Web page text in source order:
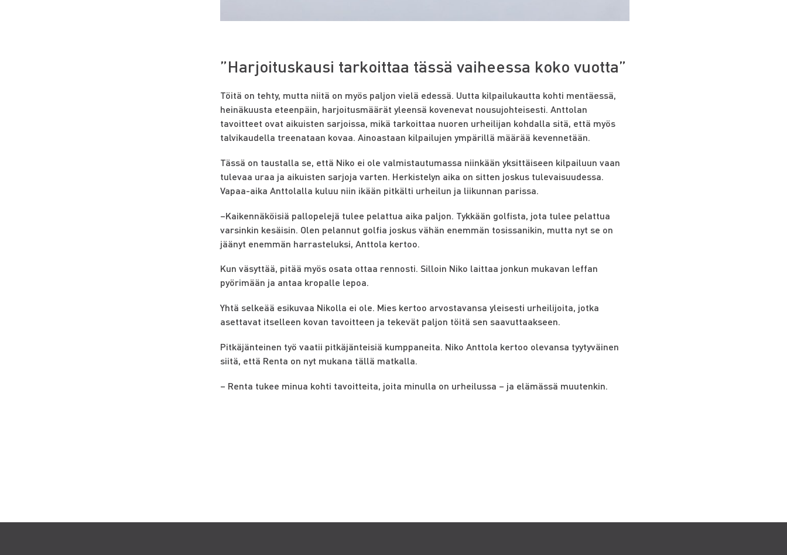
”Harjoituskausi tarkoittaa tässä vaiheessa koko vuotta”
Töitä on tehty, mutta niitä on myös paljon vielä edessä. Uutta kilpailukautta kohti mentäessä,
heinäkuusta eteenpäin, harjoitusmäärät yleensä kovenevat nousujohteisesti. Anttolan
tavoitteet ovat aikuisten sarjoissa, mikä tarkoittaa nuoren urheilijan kohdalla sitä, että myös
talvikaudella treenataan kovaa. Ainoastaan kilpailujen ympärillä määrää kevennetään.
Tässä on taustalla se, että Niko ei ole valmistautumassa niinkään yksittäiseen kilpailuun vaan
tulevaa uraa ja aikuisten sarjoja varten. Herkistelyn aika on sitten joskus tulevaisuudessa.
Vapaa-aika Anttolalla kuluu niin ikään pitkälti urheilun ja liikunnan parissa.
–Kaikennäköisiä pallopelejä tulee pelattua aika paljon. Tykkään golfista, jota tulee pelattua
varsinkin kesäisin. Olen pelannut golfia joskus vähän enemmän tosissanikin, mutta nyt se on
jäänyt enemmän harrasteluksi, Anttola kertoo.
Kun väsyttää, pitää myös osata ottaa rennosti. Silloin Niko laittaa jonkun mukavan leffan
pyörimään ja antaa kropalle lepoa.
Yhtä selkeää esikuvaa Nikolla ei ole. Mies kertoo arvostavansa yleisesti urheilijoita, jotka
asettavat itselleen kovan tavoitteen ja tekevät paljon töitä sen saavuttaakseen.
Pitkäjänteinen työ vaatii pitkäjänteisiä kumppaneita. Niko Anttola kertoo olevansa tyytyväinen
siitä, että Renta on nyt mukana tällä matkalla.
– Renta tukee minua kohti tavoitteita, joita minulla on urheilussa – ja elämässä muutenkin.